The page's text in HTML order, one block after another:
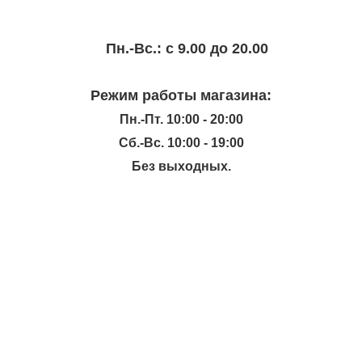
Пн.-Вc.: с 9.00 до 20.00
Режим работы магазина:
Пн.-Пт. 10:00 - 20:00
Сб.-Вс. 10:00 - 19:00
Без выходных.